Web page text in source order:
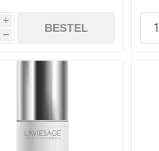
i
h
BESTEL